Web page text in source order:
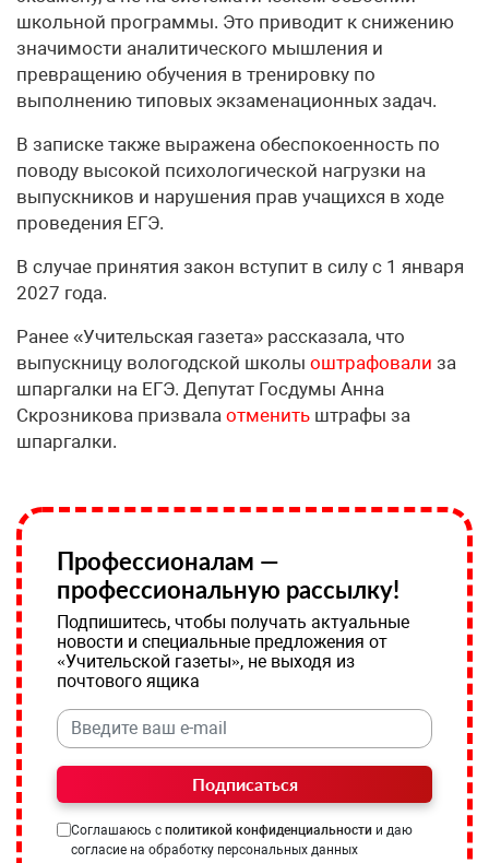
школьной программы. Это приводит к снижению
значимости аналитического мышления и
превращению обучения в тренировку по
выполнению типовых экзаменационных задач.
В записке также выражена обеспокоенность по
поводу высокой психологической нагрузки на
выпускников и нарушения прав учащихся в ходе
проведения ЕГЭ.
В случае принятия закон вступит в силу с 1 января
2027 года.
Ранее «Учительская газета» рассказала, что
выпускницу вологодской школы оштрафовали за
шпаргалки на ЕГЭ. Депутат Госдумы Анна
Скрозникова призвала отменить штрафы за
шпаргалки.
Профессионалам —
профессиональную рассылку!
Подпишитесь, чтобы получать актуальные
новости и специальные предложения от
«Учительской газеты», не выходя из
почтового ящика
Подписаться
Соглашаюсь с политикой конфиденциальности и даю
согласие на обработку персональных данных